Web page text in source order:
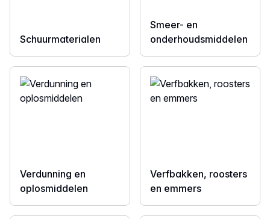
Schuurmaterialen
Smeer- en
onderhoudsmiddelen
Verdunning en
oplosmiddelen
Verfbakken, roosters
en emmers